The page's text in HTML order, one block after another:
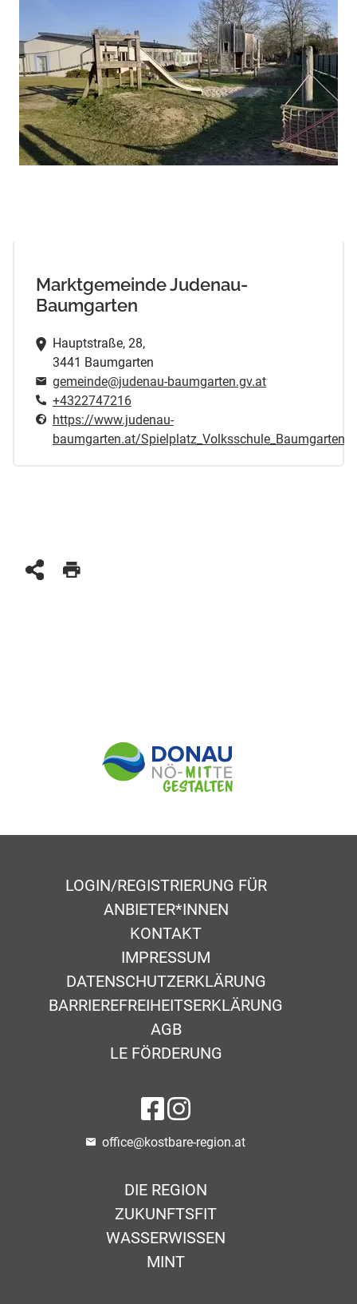
Marktgemeinde Judenau-
Baumgarten
Hauptstraße, 28,
3441 Baumgarten
gemeinde@judenau-baumgarten.gv.at
+4322747216
https://www.judenau-
baumgarten.at/Spielplatz_Volksschule_Baumgarten_1
LOGIN/REGISTRIERUNG FÜR
ANBIETER*INNEN
KONTAKT
IMPRESSUM
DATENSCHUTZERKLÄRUNG
BARRIEREFREIHEITSERKLÄRUNG
AGB
LE FÖRDERUNG
auf Facebook
auf Instagram
office@kostbare-region.at
DIE REGION
ZUKUNFTSFIT
WASSERWISSEN
MINT